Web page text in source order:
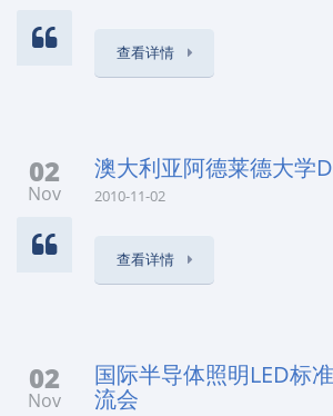
查看详情
02
Nov
澳大利亚阿德莱德大学
2010-11-02
查看详情
02
Nov
国际半导体照明LED标
流会